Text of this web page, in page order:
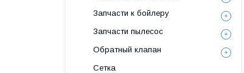
Запчасти к бойлеру
Запчасти пылесос
Обратный клапан
Сетка